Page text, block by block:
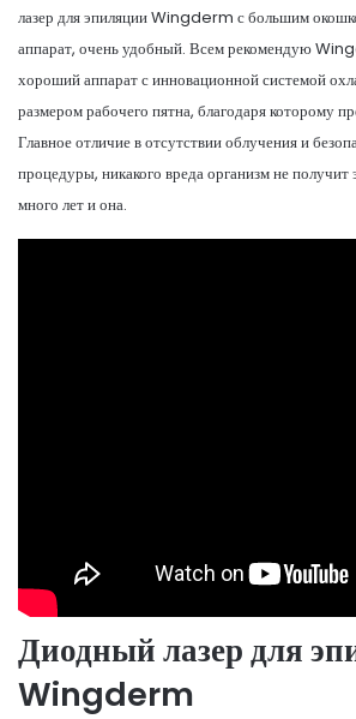
лазер для эпиляции Wingderm с большим
аппарат, очень удобный. Всем рекомендую
хороший аппарат с инновационной системой
размером рабочего пятна, благодаря которому
Главное отличие в отсутствии облучения и
процедуры, никакого вреда организм не получит
много лет и она.
Диодный лазер для
Wingderm